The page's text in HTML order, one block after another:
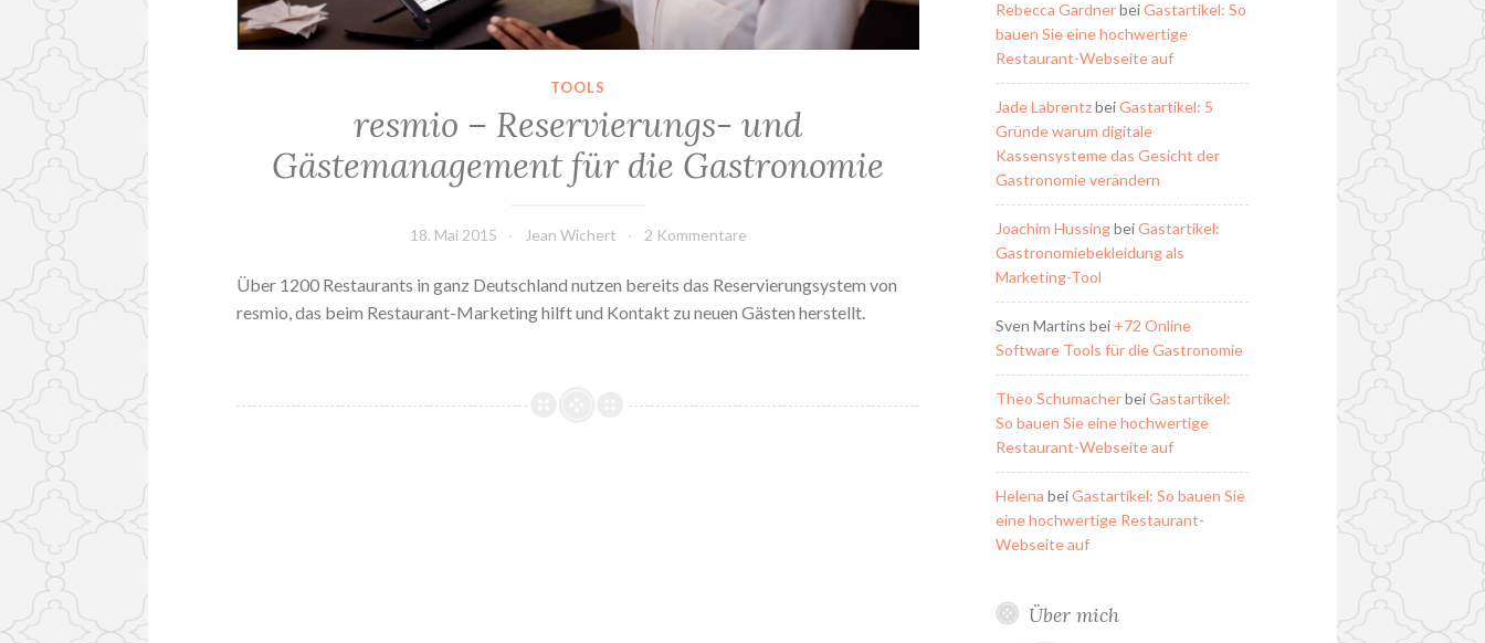
TOOLS
resmio – Reservierungs- und
Gästemanagement für die Gastronomie
18. Mai 2015 Jean Wichert 2 Kommentare
Über 1200 Restaurants in ganz Deutschland nutzen bereits das Reservierungsystem von
resmio, das beim Restaurant-Marketing hilft und Kontakt zu neuen Gästen herstellt.
Rebecca GardnerbeiGastartikel: So
bauen Sie eine hochwertige
Restaurant-Webseite auf
Jade LabrentzbeiGastartikel: 5
Gründe warum digitale
Kassensysteme das Gesicht der
Gastronomie verändern
Joachim HussingbeiGastartikel:
Gastronomiebekleidung als
Marketing-Tool
Sven Martins bei +72 Online
Software Tools für die Gastronomie
Theo SchumacherbeiGastartikel:
So bauen Sie eine hochwertige
Restaurant-Webseite auf
Helena beiGastartikel: So bauen Sie
eine hochwertige Restaurant-
Webseite auf
Über mich